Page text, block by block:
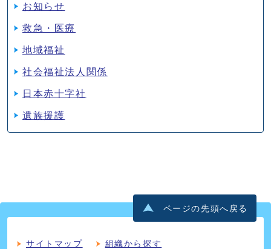
お知らせ
救急・医療
地域福祉
社会福祉法人関係
日本赤十字社
遺族援護
ページの先頭へ戻る
サイトマップ 組織から探す